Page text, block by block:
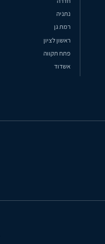
נתניה
רמת גן
ראשון לציון
פתח תקווה
אשדוד